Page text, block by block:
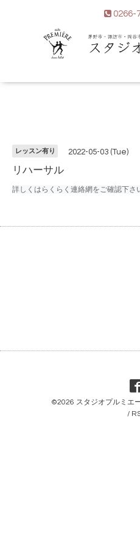
0266-
レッスン有り 2022-05-03 (Tue)
リハーサル
詳しくはらくらく連絡網をご確認下さ
©2026 スタジオプルミエ
/